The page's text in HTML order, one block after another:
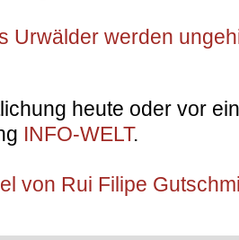
Urwälder werden
heute oder vor
INFO-WELT.
von Rui Filipe